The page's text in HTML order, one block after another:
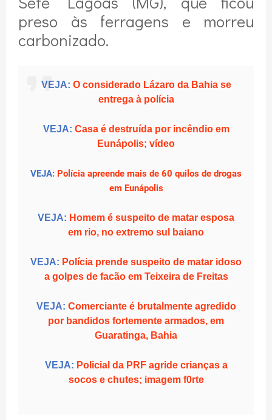
preso às ferragens e morreu
carbonizado.
VEJA: O considerado Lázaro da Bahia se
entrega à polícia
VEJA: Casa é destruída por incêndio em
Eunápolis; vídeo
VEJA: Polícia apreende mais de 60 quilos de drogas
em Eunápolis
VEJA: Homem é suspeito de matar esposa
em rio, no extremo sul baiano
VEJA: Polícia prende suspeito de matar idoso
a golpes de facão em Teixeira de Freitas
VEJA: Comerciante é brutalmente agredido
por bandidos fortemente armados, em
Guaratinga, Bahia
VEJA: Policial da PRF agride crianças a
socos e chutes; imagem f0rte